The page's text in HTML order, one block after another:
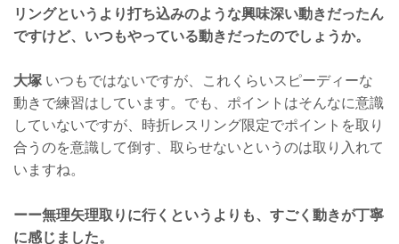
リングというより打ち込みのような興味深い動きだったん
ですけど、いつもやっている動きだったのでしょうか。
大塚 いつもではないですが、これくらいスピーディーな
動きで練習はしています。でも、ポイントはそんなに意識
していないですが、時折レスリング限定でポイントを取り
合うのを意識して倒す、取らせないというのは取り入れて
いますね。
ーー無理矢理取りに行くというよりも、すごく動きが丁寧
に感じました。